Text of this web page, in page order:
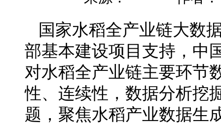
国家水稻全产业链大数
部基本建设项目支持，中
对水稻全产业链主要环节
性、连续性，数据分析挖
题，聚焦水稻产业数据生